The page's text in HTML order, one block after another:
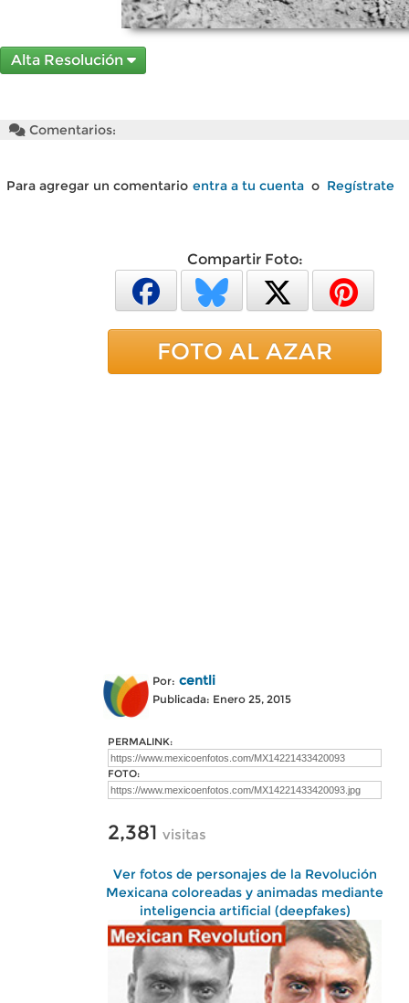
Alta Resolución
Comentarios:
Para agregar un comentario entra a tu cuenta o Regístrate
Compartir Foto:
FOTO AL AZAR
Por: centli
Publicada: Enero 25, 2015
PERMALINK:
FOTO:
2,381 visitas
Ver fotos de personajes de la Revolución
Mexicana coloreadas y animadas mediante
inteligencia artificial (deepfakes)